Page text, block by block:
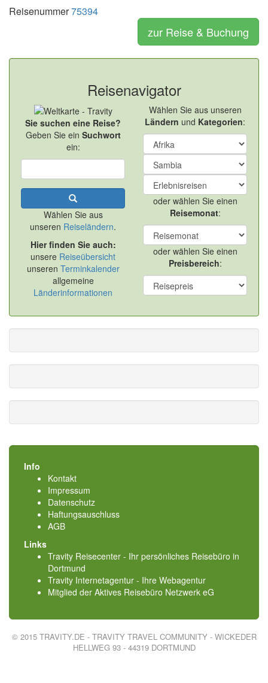
Reisenummer75394
zur Reise & Buchung
Reisenavigator
Sie suchen eine Reise?
Geben Sie ein Suchwort
ein:
Wählen Sie aus
unseren Reiseländern.
Hier finden Sie auch:
unsere Reiseübersicht
unseren Terminkalender
allgemeine
Länderinformationen
Wählen Sie aus unseren
Ländern und Kategorien:
oder wählen Sie einen
Reisemonat:
oder wählen Sie einen
Preisbereich:
Info
Kontakt
Impressum
Datenschutz
Haftungsauschluss
AGB
Links
Travity Reisecenter - Ihr persönliches Reisebüro in
Dortmund
Travity Internetagentur - Ihre Webagentur
Mitglied der Aktives Reisebüro Netzwerk eG
© 2015 TRAVITY.DE - TRAVITY TRAVEL COMMUNITY - WICKEDER
HELLWEG 93 - 44319 DORTMUND